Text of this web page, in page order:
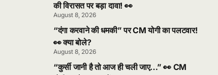
की विरासत पर बड़ा दावा! 👀
August 8, 2026
“दंगा करवाने की धमकी” पर CM योगी का पलटवार!
👀 क्या बोले?
August 8, 2026
“कुर्सी जानी है तो आज ही चली जाए…” 👀 CM